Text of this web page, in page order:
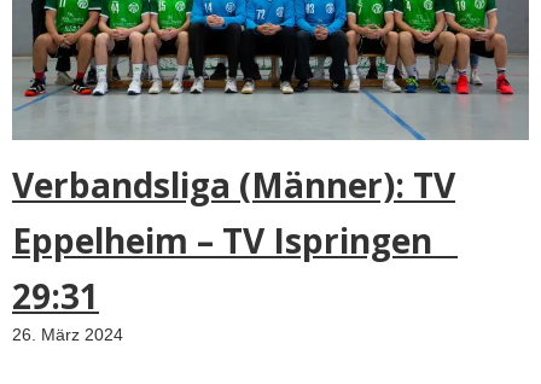
Verbandsliga (Männer): TV
Eppelheim – TV Ispringen
29:31
26. März 2024